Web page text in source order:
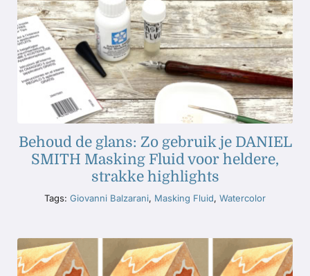
Behoud de glans: Zo gebruik je DANIEL
SMITH Masking Fluid voor heldere,
strakke highlights
Tags: Giovanni Balzarani, Masking Fluid, Watercolor